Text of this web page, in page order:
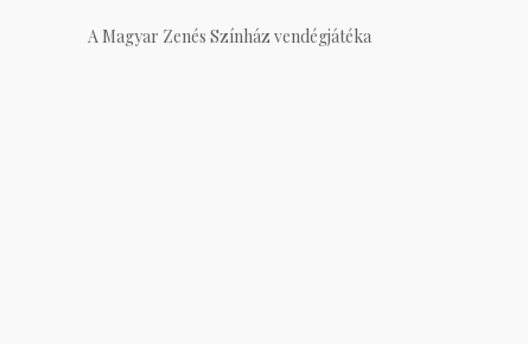
A Magyar Zenés Színház vendégjátéka